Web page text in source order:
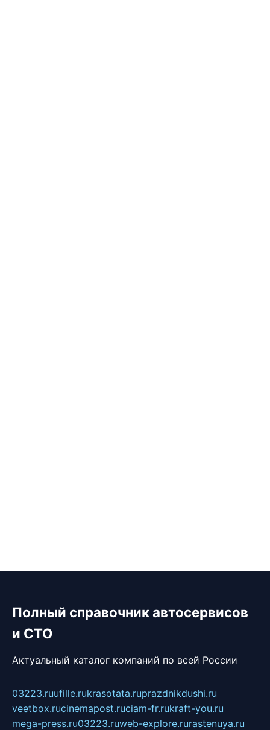
Полный справочник автосервисов
и СТО
Актуальный каталог компаний по всей России
03223.ruufille.rukrasotata.ruprazdnikdushi.ru
veetbox.rucinemapost.ruciam-fr.rukraft-you.ru
mega-press.ru03223.ruweb-explore.rurastenuya.ru